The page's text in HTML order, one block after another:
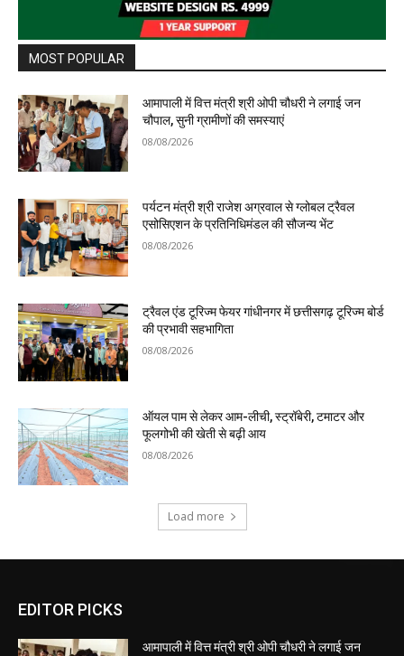
MOST POPULAR
आमापाली में वित्त मंत्री श्री ओपी चौधरी ने लगाई जन
चौपाल, सुनी ग्रामीणों की समस्याएं
08/08/2026
पर्यटन मंत्री श्री राजेश अग्रवाल से ग्लोबल ट्रैवल
एसोसिएशन के प्रतिनिधिमंडल की सौजन्य भेंट
08/08/2026
ट्रैवल एंड टूरिज्म फेयर गांधीनगर में छत्तीसगढ़ टूरिज्म बोर्ड
की प्रभावी सहभागिता
08/08/2026
ऑयल पाम से लेकर आम-लीची, स्ट्रॉबेरी, टमाटर और
फूलगोभी की खेती से बढ़ी आय
08/08/2026
Load more
EDITOR PICKS
आमापाली में वित्त मंत्री श्री ओपी चौधरी ने लगाई जन